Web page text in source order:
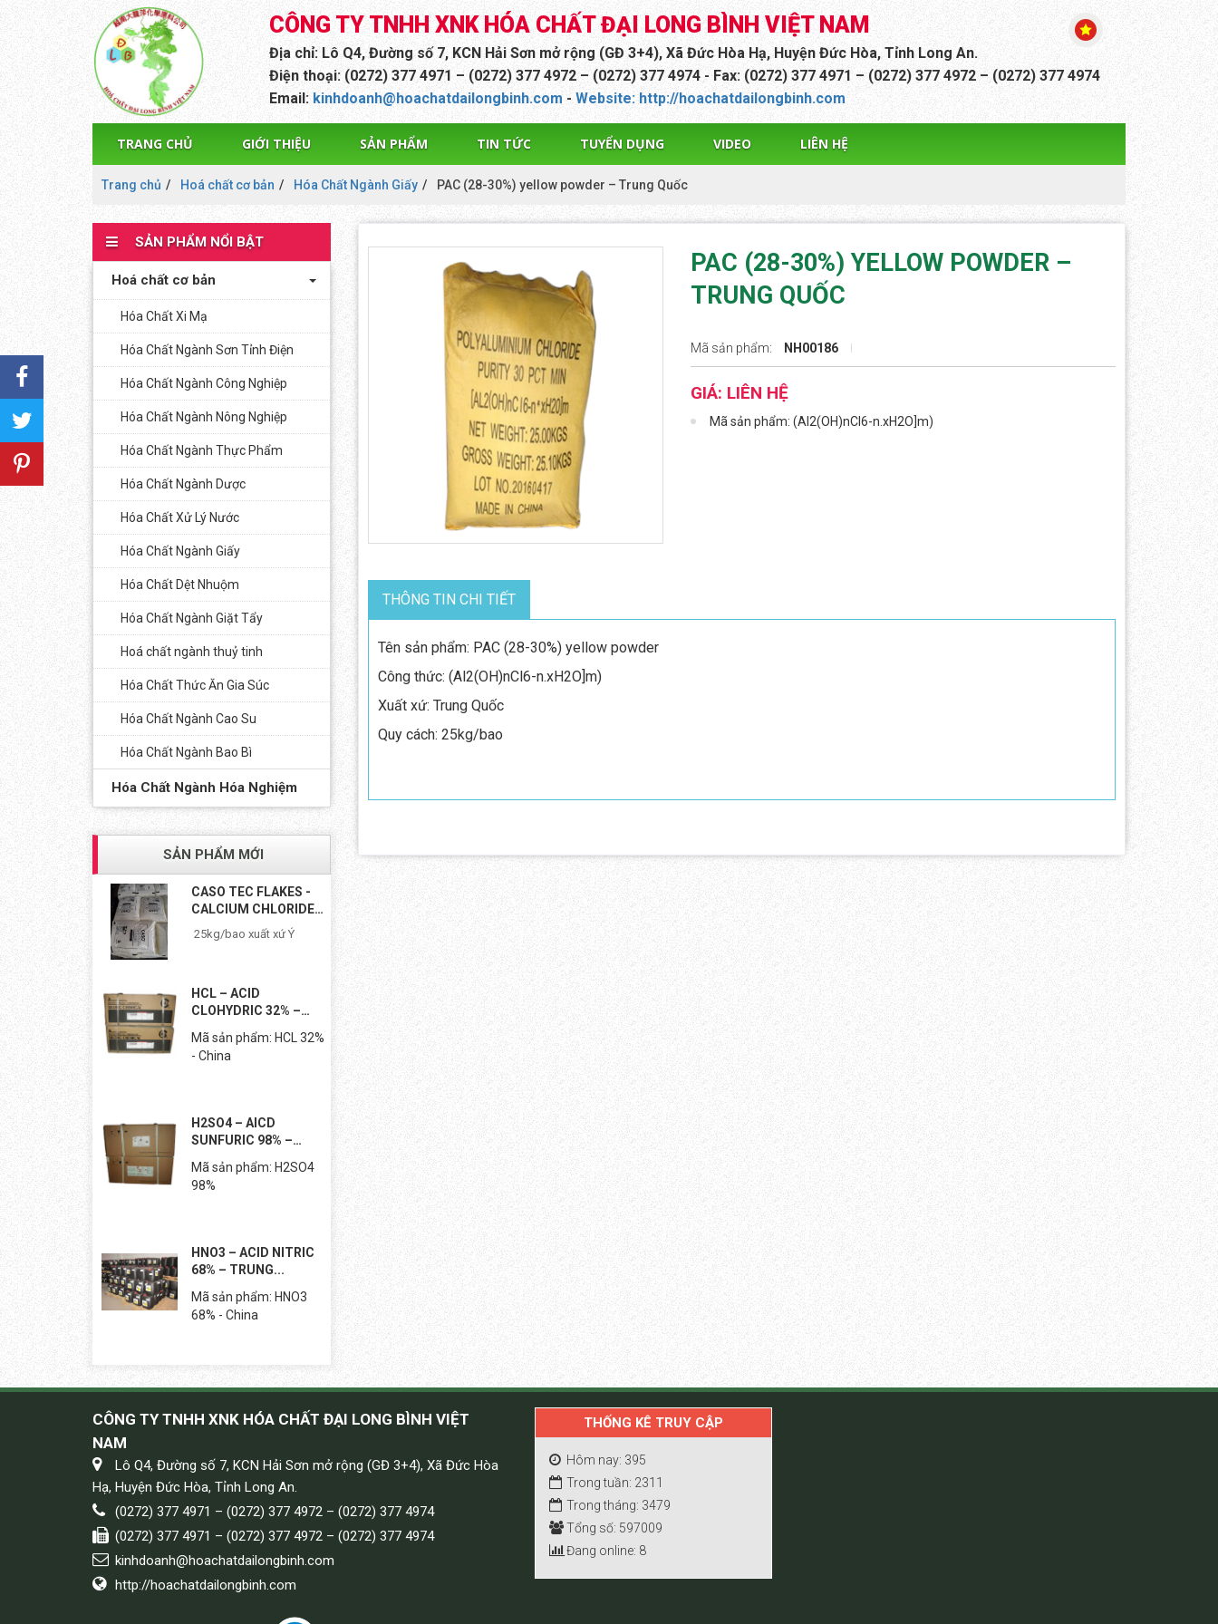
CÔNG TY TNHH XNK HÓA CHẤT ĐẠI LONG BÌNH VIỆT NAM
Địa chỉ: Lô Q4, Đường số 7, KCN Hải Sơn mở rộng (GĐ 3+4), Xã Đức Hòa Hạ, Huyện Đức Hòa, Tỉnh Long An.
Điện thoại: (0272) 377 4971 – (0272) 377 4972 – (0272) 377 4974 - Fax: (0272) 377 4971 – (0272) 377 4972 – (0272) 377 4974
Email: kinhdoanh@hoachatdailongbinh.com - Website: http://hoachatdailongbinh.com
TRANG CHỦ GIỚI THIỆU SẢN PHẨM TIN TỨC TUYỂN DỤNG VIDEO LIÊN HỆ
Trang chủ Hoá chất cơ bản Hóa Chất Ngành Giấy PAC (28-30%) yellow powder – Trung Quốc
SẢN PHẨM NỔI BẬT
Hoá chất cơ bản
Hóa Chất Xi Mạ
Hóa Chất Ngành Sơn Tỉnh Điện
Hóa Chất Ngành Công Nghiệp
Hóa Chất Ngành Nông Nghiệp
Hóa Chất Ngành Thực Phẩm
Hóa Chất Ngành Dược
Hóa Chất Xử Lý Nước
Hóa Chất Ngành Giấy
Hóa Chất Dệt Nhuộm
Hóa Chất Ngành Giặt Tẩy
Hoá chất ngành thuỷ tinh
Hóa Chất Thức Ăn Gia Súc
Hóa Chất Ngành Cao Su
Hóa Chất Ngành Bao Bì
Hóa Chất Ngành Hóa Nghiệm
SẢN PHẨM MỚI
CASO TEC FLAKES -
CALCIUM CHLORIDE
TEC...
25kg/bao xuất xứ Ý
HCL – ACID
CLOHYDRIC 32% –
Mã sản phẩm: HCL 32%
- China
H2SO4 – AICD
SUNFURIC 98% –
Mã sản phẩm: H2SO4
98%
HNO3 – ACID NITRIC
68% – TRUNG...
Mã sản phẩm: HNO3
68% - China
PAC (28-30%) YELLOW POWDER –
TRUNG QUỐC
Mã sản phẩm: NH00186
GIÁ: LIÊN HỆ
Mã sản phẩm: (Al2(OH)nCl6-n.xH2O]m)
THÔNG TIN CHI TIẾT
Tên sản phẩm: PAC (28-30%) yellow powder
Công thức: (Al2(OH)nCl6-n.xH2O]m)
Xuất xứ: Trung Quốc
Quy cách: 25kg/bao
CÔNG TY TNHH XNK HÓA CHẤT ĐẠI LONG BÌNH VIỆT
NAM
Lô Q4, Đường số 7, KCN Hải Sơn mở rộng (GĐ 3+4), Xã Đức Hòa
Hạ, Huyện Đức Hòa, Tỉnh Long An.
(0272) 377 4971 – (0272) 377 4972 – (0272) 377 4974
(0272) 377 4971 – (0272) 377 4972 – (0272) 377 4974
kinhdoanh@hoachatdailongbinh.com
http://hoachatdailongbinh.com
THỐNG KÊ TRUY CẬP
Hôm nay: 395
Trong tuần: 2311
Trong tháng: 3479
Tổng số: 597009
Đang online: 8